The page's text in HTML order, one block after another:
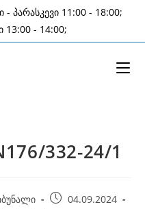
პარასკევი 11:00 - 18:00;
13:00 - 14:00;
332-24/1
Post04.09.2024